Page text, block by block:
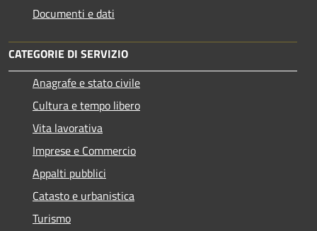
Documenti e dati
CATEGORIE DI SERVIZIO
Anagrafe e stato civile
Cultura e tempo libero
Vita lavorativa
Imprese e Commercio
Appalti pubblici
Catasto e urbanistica
Turismo